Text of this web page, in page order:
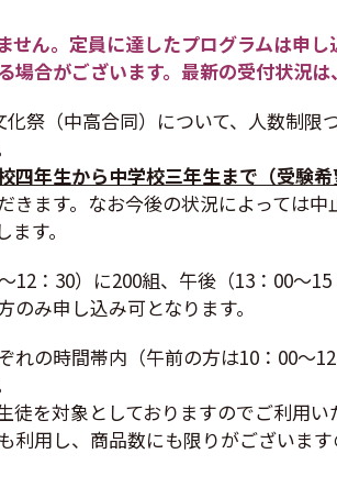
せん。定員に達したプログラムは申
合がございます。最新の受付状況は
祭（中高合同）について、人数制
四年生から中学校三年生まで（受験
きます。なお今後の状況によっては
す。
：30）に200組、午後（13：00～15
み申し込み可となります。
の時間帯内（午前の方は10：00～
を対象としておりますのでご利用い
利用し、商品数にも限りがございま